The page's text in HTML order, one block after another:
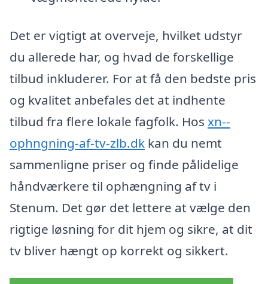
Det er vigtigt at overveje, hvilket udstyr
du allerede har, og hvad de forskellige
tilbud inkluderer. For at få den bedste pris
og kvalitet anbefales det at indhente
tilbud fra flere lokale fagfolk. Hos xn--
ophngning-af-tv-zlb.dk kan du nemt
sammenligne priser og finde pålidelige
håndværkere til ophængning af tv i
Stenum. Det gør det lettere at vælge den
rigtige løsning for dit hjem og sikre, at dit
tv bliver hængt op korrekt og sikkert.